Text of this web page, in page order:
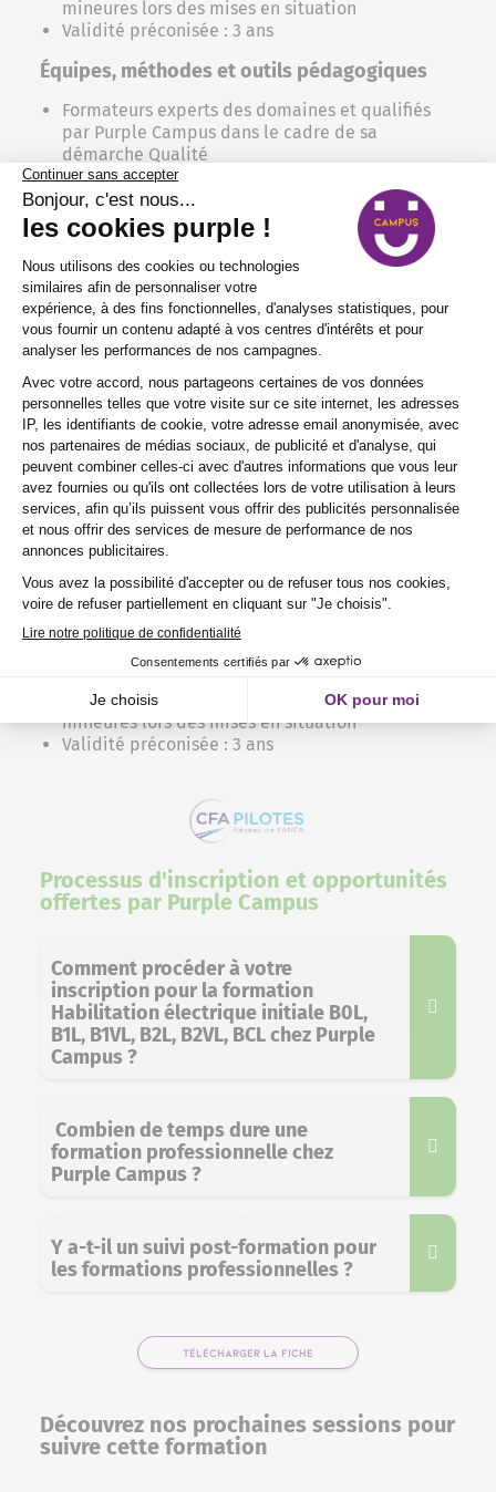
mineures lors des mises en situation
Validité préconisée : 3 ans
Équipes, méthodes et outils pédagogiques
Formateurs experts des domaines et qualifiés
par Purple Campus dans le cadre de sa
démarche Qualité
Face-à-face pédagogique avec alternance
d’apports théoriques, d’exercices pratiques et
de mises en situation
Salles de formation équipées pour une
pédagogie active -plateaux techniques,
Environnement Numérique de Travail (ENT),
logiciels métiers
Modalités d’évaluation & validation
Evaluation des acquis selon la norme NF C 18-550 :
2 épreuves certificatives en fin de formation :
Un QCM de 20 à 30 questions permettant
d’évaluer les savoirs
Une ou plusieurs situations de travail ou
d’habilitation nécessaire et permettant
d’évaluer les savoir-faire
Emission d’un avis post formation positif
précisant le niveau d’habilitation préconisé si :
Pas d’erreur majeure et maximum 2 erreurs
mineures lors des mises en situation
Validité préconisée : 3 ans
Processus d'inscription et opportunités
offertes par Purple Campus
Comment procéder à votre
inscription pour la formation
Habilitation électrique initiale B0L,
B1L, B1VL, B2L, B2VL, BCL chez Purple
Campus ?
Combien de temps dure une
formation professionnelle chez
Purple Campus ?
Y a-t-il un suivi post-formation pour
les formations professionnelles ?
TÉLÉCHARGER LA FICHE
Découvrez nos prochaines sessions pour
suivre cette formation